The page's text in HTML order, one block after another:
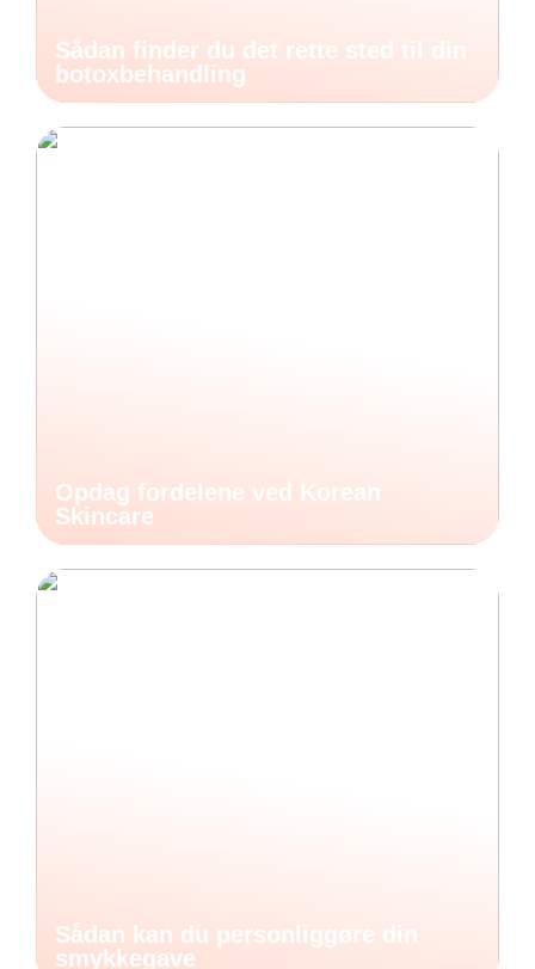
Sådan finder du det rette sted til din
botoxbehandling
Opdag fordelene ved Korean
Skincare
Sådan kan du personliggøre din
smykkegave